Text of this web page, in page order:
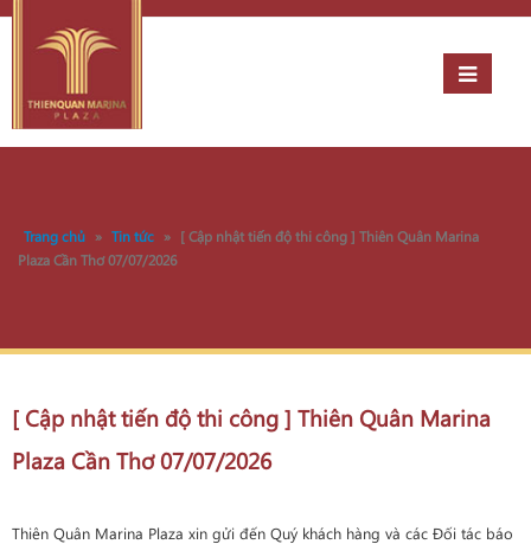
Trang chủ » Tin tức » [ Cập nhật tiến độ thi công ] Thiên Quân Marina
Plaza Cần Thơ 07/07/2026
[ Cập nhật tiến độ thi công ] Thiên Quân Marina
Plaza Cần Thơ 07/07/2026
Thiên Quân Marina Plaza xin gửi đến Quý khách hàng và các Đối tác báo